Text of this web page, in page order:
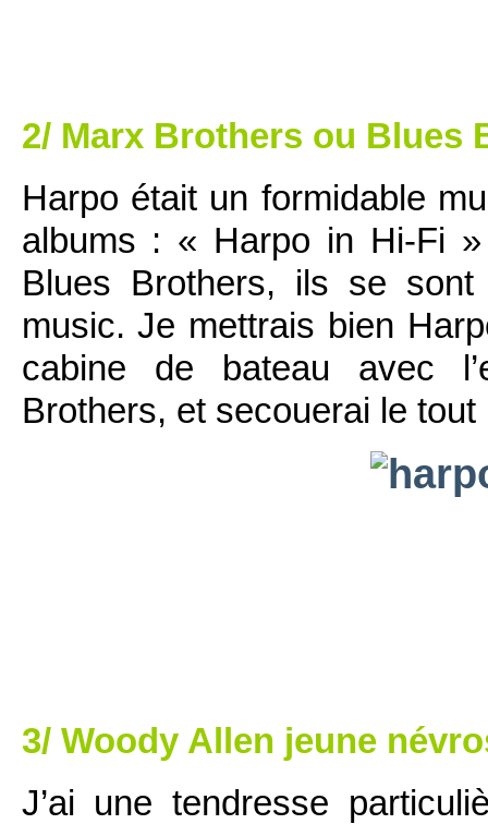
2/ Marx Brothers ou Blues
Harpo était un formidable
albums : « Harpo in Hi-Fi
Blues Brothers, ils se
music. Je mettrais bien
cabine de bateau avec
Brothers, et secouerai le
3/ Woody Allen jeune
J’ai une tendresse